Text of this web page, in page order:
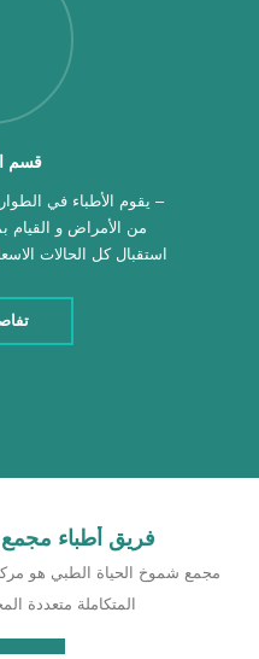
قسم
– يقوم الأطباء في
من الأمراض و القيام
استقبال كل الحالات
القلبي والرئوي –
القدم السكري – خدمات على
فريق أطباء
مجمع شموخ الحياة الطبي هو
المتكاملة متعددة